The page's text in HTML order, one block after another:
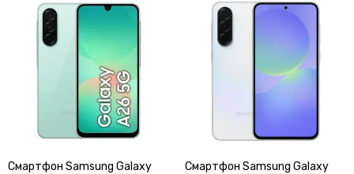
Смартфон Samsung Galaxy
Смартфон Samsung Galaxy